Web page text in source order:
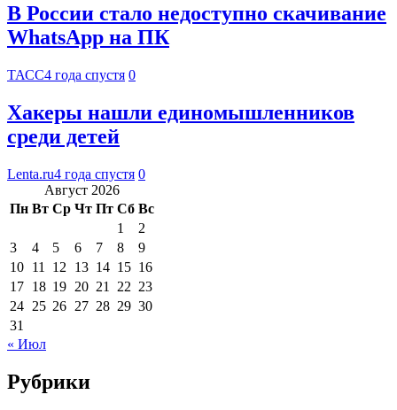
В России стало недоступно скачивание
WhatsApp на ПК
ТАСС4 года спустя 0
Хакеры нашли единомышленников
среди детей
Lenta.ru4 года спустя 0
Август 2026
Пн Вт Ср Чт Пт Сб Вс
1
2
3
4 5 6 7 8
9
10 11 12 13 14 15 16
17 18 19 20 21 22 23
24 25 26 27 28 29 30
31
« Июл
Рубрики